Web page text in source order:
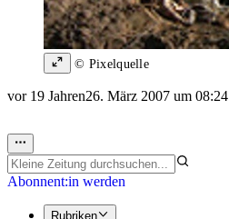
© Pixelquelle
vor 19 Jahren26. März 2007 um 08:24
Abonnent:in werden
Rubriken